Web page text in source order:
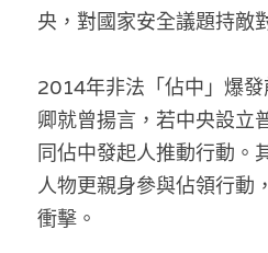
央，對國家安全議題持敵
2014年非法「佔中」爆
卿就曾揚言，若中央設立
同佔中發起人推動行動。
人物更親身參與佔領行動
衝擊。